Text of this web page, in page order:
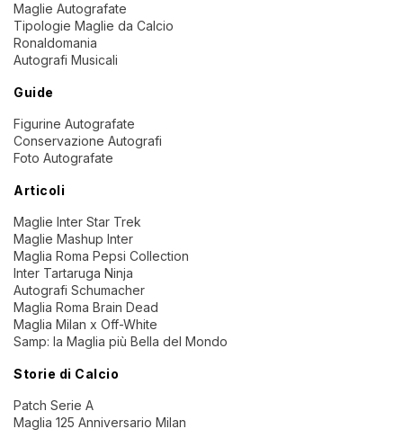
Maglie Autografate
Tipologie Maglie da Calcio
Ronaldomania
Autografi Musicali
Guide
Figurine Autografate
Conservazione Autografi
Foto Autografate
Articoli
Maglie Inter Star Trek
Maglie Mashup Inter
Maglia Roma Pepsi Collection
Inter Tartaruga Ninja
Autografi Schumacher
Maglia Roma Brain Dead
Maglia Milan x Off-White
Samp: la Maglia più Bella del Mondo
Storie di Calcio
Patch Serie A
Maglia 125 Anniversario Milan